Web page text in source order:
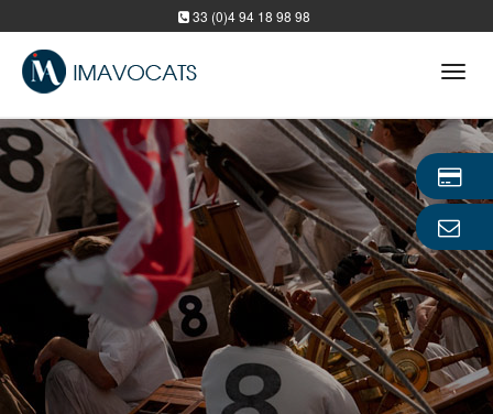
33 (0)4 94 18 98 98